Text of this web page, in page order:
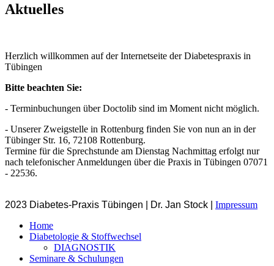
Aktuelles
Herzlich willkommen auf der Internetseite der Diabetespraxis in
Tübingen
Bitte beachten Sie:
- Terminbuchungen über Doctolib sind im Moment nicht möglich.
- Unserer Zweigstelle in Rottenburg finden Sie von nun an in der
Tübinger Str. 16, 72108 Rottenburg.
Termine für die Sprechstunde am Dienstag Nachmittag erfolgt nur
nach telefonischer Anmeldungen über die Praxis in Tübingen 07071
- 22536.
2023 Diabetes-Praxis Tübingen | Dr. Jan Stock |
Impressum
Home
Diabetologie & Stoffwechsel
DIAGNOSTIK
Seminare & Schulungen